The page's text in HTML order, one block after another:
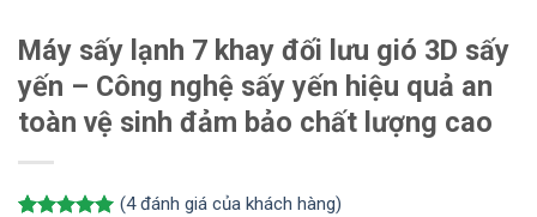
Máy sấy lạnh 7 khay đối lưu gió 3D sấy
yến – Công nghệ sấy yến hiệu quả an
toàn vệ sinh đảm bảo chất lượng cao
(4đánh giá của khách hàng)